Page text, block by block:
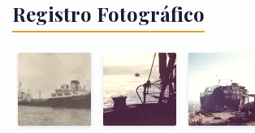
Registro Fotográfico